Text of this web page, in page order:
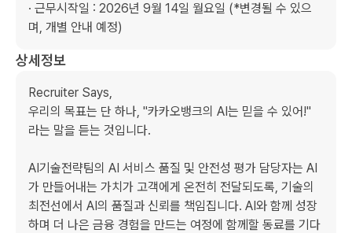
· 근무시작일 : 2026년 9월 14일 월요일 (*변경될 수 있으
며, 개별 안내 예정)
상세정보
Recruiter Says,
우리의 목표는 단 하나, "카카오뱅크의 AI는 믿을 수 있어!"
라는 말을 듣는 것입니다.
AI기술전략팀의 AI 서비스 품질 및 안전성 평가 담당자는 AI
가 만들어내는 가치가 고객에게 온전히 전달되도록, 기술의
최전선에서 AI의 품질과 신뢰를 책임집니다. AI와 함께 성장
하며 더 나은 금융 경험을 만드는 여정에 함께할 동료를 기다